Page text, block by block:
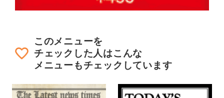
このメニューを
チェックした人はこんな
メニューもチェックしています